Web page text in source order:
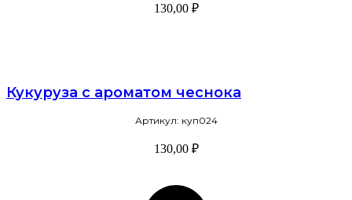
130,00 ₽
Кукуруза с ароматом чеснока
Артикул: куп024
130,00 ₽